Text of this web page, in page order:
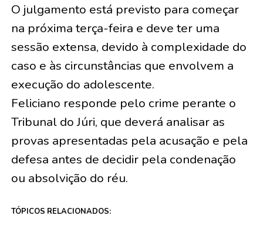
O julgamento está previsto para começar
na próxima terça-feira e deve ter uma
sessão extensa, devido à complexidade do
caso e às circunstâncias que envolvem a
execução do adolescente.
Feliciano responde pelo crime perante o
Tribunal do Júri, que deverá analisar as
provas apresentadas pela acusação e pela
defesa antes de decidir pela condenação
ou absolvição do réu.
TÓPICOS RELACIONADOS: